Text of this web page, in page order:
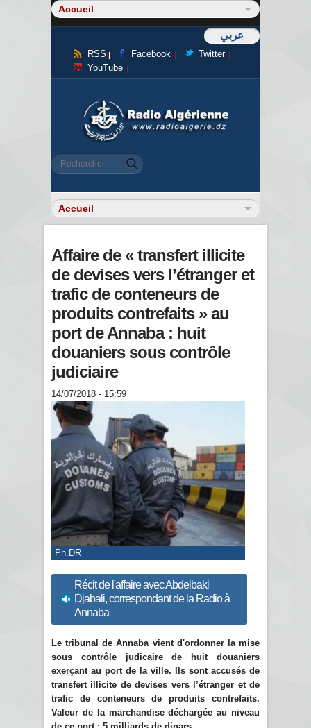
عربي
RSS Facebook
Twitter
YouTube
Formulaire de recherche
Rechercher
Affaire de « transfert illicite
de devises vers l’étranger et
trafic de conteneurs de
produits contrefaits » au
port de Annaba : huit
douaniers sous contrôle
judiciaire
14/07/2018 - 15:59
Ph.DR
Récit de l'affaire avec Abdelbaki
Djabali, correspondant de la Radio à
Annaba
Le tribunal de Annaba vient d'ordonner la mise
sous contrôle judicaire de huit douaniers
exerçant au port de la ville. Ils sont accusés de
transfert illicite de devises vers l’étranger et de
trafic de conteneurs de produits contrefaits.
Valeur de la marchandise déchargée au niveau